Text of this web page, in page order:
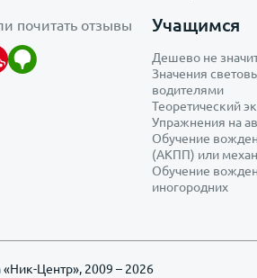
почитать отзывы Учащимся
Дешево не
Значения
водителями
Теоретический
Упражнения на
Обучение
(АКПП) или
Обучение
иногородних
Центр», 2009 – 2026